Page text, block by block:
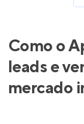
Como o
leads e
mercado